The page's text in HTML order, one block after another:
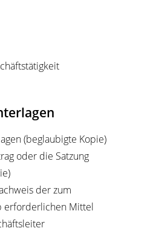
(beglaubigte Kopie)
oder die Satzung
der zum
erforderlichen Mittel